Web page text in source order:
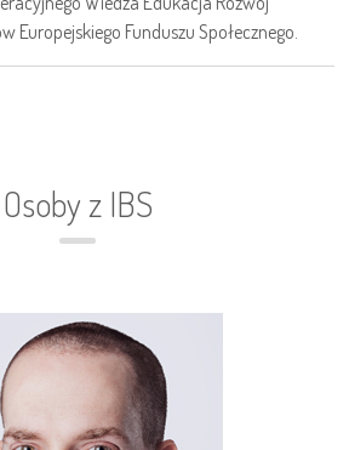
Europejskiego Funduszu Społecznego.
Osoby z IBS